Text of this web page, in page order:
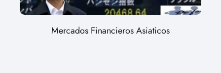
Mercados Financieros Asiaticos